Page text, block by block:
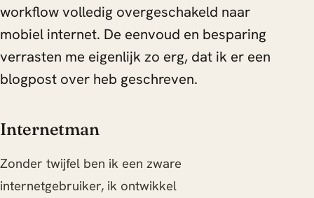
workflow volledig overgeschakeld naar
mobiel internet. De eenvoud en besparing
verrasten me eigenlijk zo erg, dat ik er een
blogpost over heb geschreven.
Internetman
Zonder twijfel ben ik een zware
internetgebruiker, ik ontwikkel